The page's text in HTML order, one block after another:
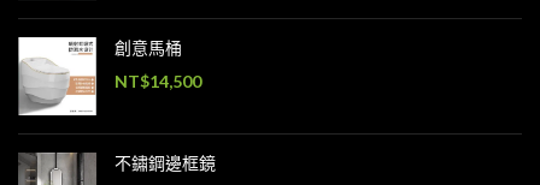
創意馬桶
NT$14,500
不鏽鋼邊框鏡